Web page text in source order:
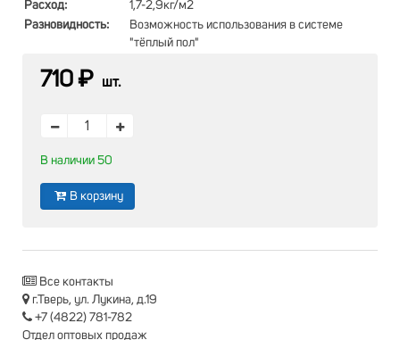
Расход:
1,7-2,9кг/м2
Разновидность:
Возможность использования в системе
"тёплый пол"
710 ₽ шт.
В наличии 50
В корзину
Все контакты
г.Тверь, ул. Лукина, д.19
+7 (4822) 781-782
Отдел оптовых продаж